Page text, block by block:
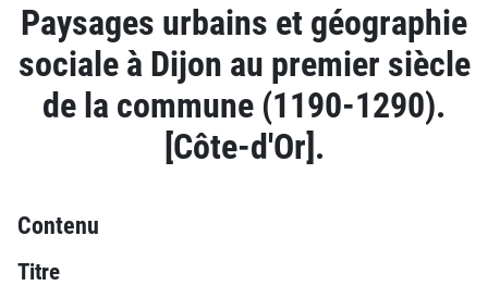
Paysages urbains et géographie
sociale à Dijon au premier siècle
de la commune (1190-1290).
[Côte-d'Or].
Contenu
Titre